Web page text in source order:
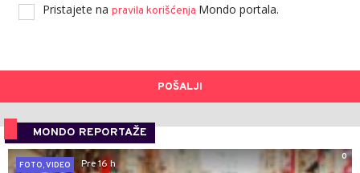
Pristajete na pravila korišćenja Mondo portala.
POŠALJI
MONDO REPORTAŽE
0
FOTO, VIDEO
Pre 16 h